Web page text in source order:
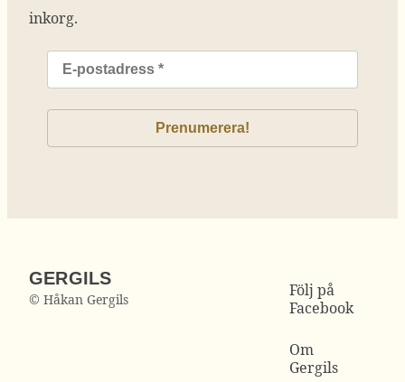
inkorg.
GERGILS
© Håkan Gergils
Följ på
Facebook
Om
Gergils